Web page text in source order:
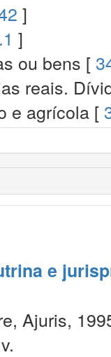
]
]
ou bens [
reais.
e agrícola [
e
Ajuris,